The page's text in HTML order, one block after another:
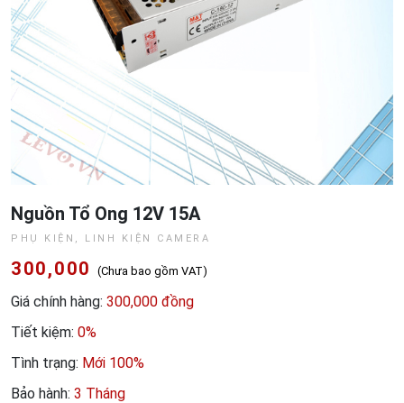
Nguồn Tổ Ong 12V 15A
PHỤ KIỆN, LINH KIỆN CAMERA
300,000 (Chưa bao gồm VAT)
Giá chính hàng: 300,000 đồng
Tiết kiệm: 0%
Tình trạng: Mới 100%
Bảo hành: 3 Tháng